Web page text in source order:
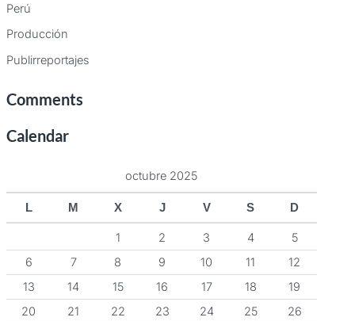
Perú
Producción
Publirreportajes
Comments
Calendar
octubre 2025
L M X J V S D
1 2 3 4
5
6
7 8 9 10 11
12
13
14 15 16 17 18
19
20
21 22 23 24 25
26